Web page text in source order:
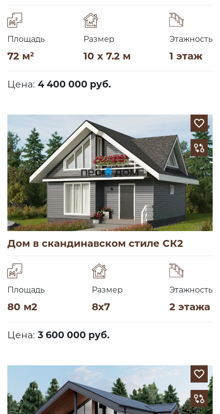
Площадь
72 м²
Размер
10 x 7.2 м
Этажность
1 этаж
Цена: 4 400 000 руб.
Дом в скандинавском стиле СК2
Площадь
80 м2
Размер
8х7
Этажность
2 этажа
Цена: 3 600 000 руб.